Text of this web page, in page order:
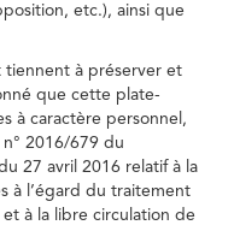
etc.), ainsi que
tiennent à préserver et
que cette plate-
à caractère personnel,
n° 2016/679 du
27 avril 2016 relatif à la
à l’égard du traitement
à la libre circulation de